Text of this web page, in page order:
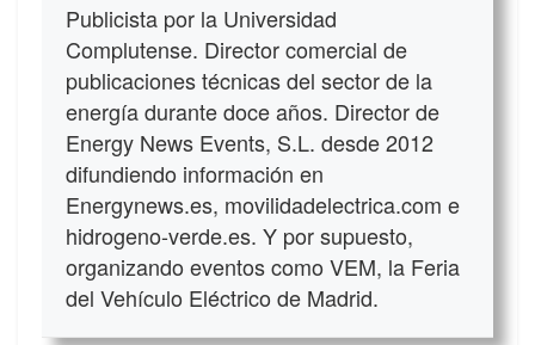
Publicista por la Universidad
Complutense. Director comercial de
publicaciones técnicas del sector de la
energía durante doce años. Director de
Energy News Events, S.L. desde 2012
difundiendo información en
Energynews.es, movilidadelectrica.com e
hidrogeno-verde.es. Y por supuesto,
organizando eventos como VEM, la Feria
del Vehículo Eléctrico de Madrid.